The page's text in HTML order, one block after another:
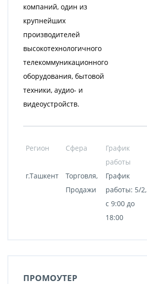
компаний, один из
крупнейших
производителей
высокотехнологичного
телекоммуникационного
оборудования, бытовой
техники, аудио- и
видеоустройств.
Регион Сфера
График
работы
г.Ташкент
Торговля,
Продажи
График
работы: 5/2,
с 9:00 до
18:00
ПРОМОУТЕР